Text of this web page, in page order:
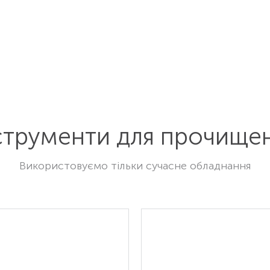
для
Використовуємо тільки сучасне обладнання